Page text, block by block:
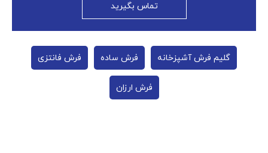
تماس بگیرید
گلیم فرش آشپزخانه فرش ساده فرش فانتزی
فرش ارزان